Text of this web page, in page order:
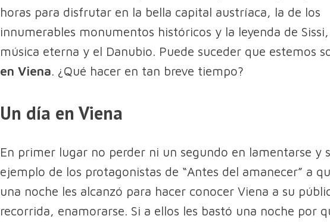
horas para disfrutar en la bella capital austríaca, la de los
innumerables monumentos históricos y la leyenda de
música eterna y el Danubio. Puede suceder que estemos
en Viena. ¿Qué hacer en tan breve tiempo?
Un día en Viena
En primer lugar no perder ni un segundo en lamentarse y
ejemplo de los protagonistas de “Antes del amanecer” a
una noche les alcanzó para hacer conocer Viena a su
recorrida, enamorarse. Si a ellos les bastó una noche por